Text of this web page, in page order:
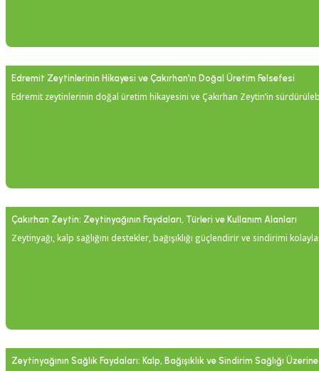
Edremit Zeytinlerinin Hikayesi ve Çakırhan’ın Doğal Üretim Felsefesi
Edremit zeytinlerinin doğal üretim hikayesini ve Çakırhan Zeytin’in
Çakırhan Zeytin: Zeytinyağının Faydaları, Türleri ve Kullanım Alanları
Zeytinyağı, kalp sağlığını destekler, bağışıklığı güçlendirir ve sindirimi
Zeytinyağının Sağlık Faydaları: Kalp, Bağışıklık ve Sindirim Sağlığı